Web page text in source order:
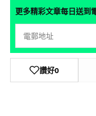
更多精彩文章每日送到
讚好0